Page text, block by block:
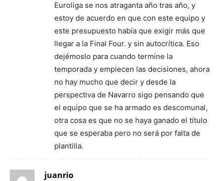
Euroliga se nos atraganta año tras año, y
estoy de acuerdo en que con este equipo y
este presupuesto había que exigir más que
llegar a la Final Four. y sin autocrítica. Eso
dejémoslo para cuando termine la
temporada y empiecen las decisiones, ahora
no hay mucho que decir y desde la
perspectiva de Navarro sigo pensando que
el equipo que se ha armado es descomunal,
otra cosa es que no se haya ganado el título
que se esperaba pero no será por falta de
plantilla.
juanrio